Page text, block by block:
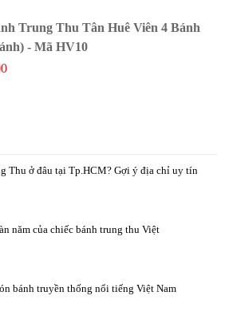
Trung Thu Tân Huê Viên 4 Bánh
- Mã HV10
Thu ở đâu tại Tp.HCM? Gợi ý địa chỉ uy tín
năm của chiếc bánh trung thu Việt
bánh truyền thống nổi tiếng Việt Nam